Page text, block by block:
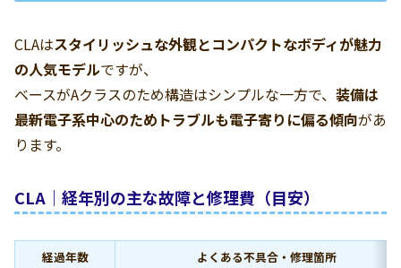
CLAはスタイリッシュな外観とコンパクトなボディが魅力
の人気モデルですが、
ベースがAクラスのため構造はシンプルな一方で、 装備は
最新電子系中心のためトラブルも電子寄りに偏る傾向があ
ります。
CLA｜経年別の主な故障と修理費（目安）
経過年数 よくある不具合・修理箇所